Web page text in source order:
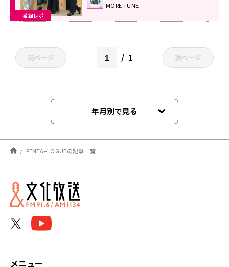
番組レポ
MORE TUNE
前ページ 1 次ページ
年月別で見る
2025年10月
2025年09月
PENTA+LOGUEの記事一覧
メニュー